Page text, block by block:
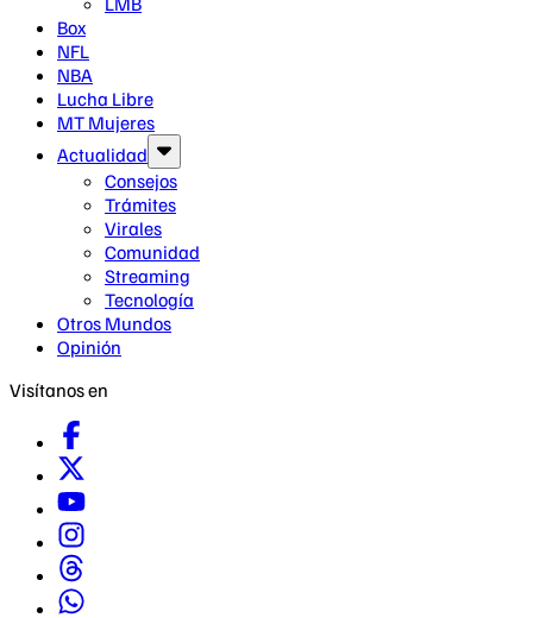
Box
NFL
NBA
Lucha Libre
MT Mujeres
Actualidad
Consejos
Trámites
Virales
Comunidad
Streaming
Tecnología
Otros Mundos
Opinión
Visítanos en